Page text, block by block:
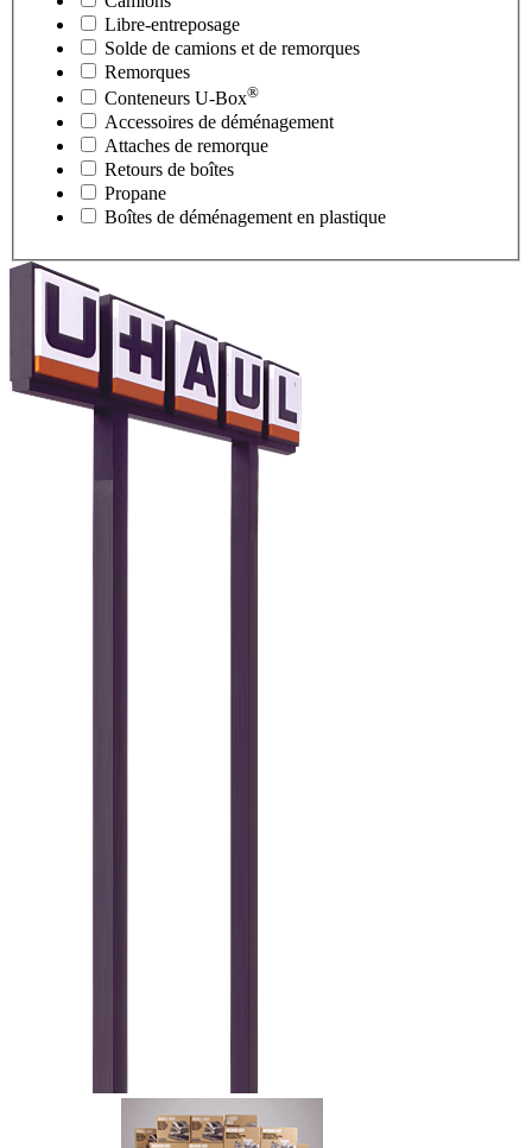
Libre-entreposage
Solde de camions et de remorques
Remorques
Conteneurs U-Box®
Accessoires de déménagement
Attaches de remorque
Retours de boîtes
Propane
Boîtes de déménagement en plastique